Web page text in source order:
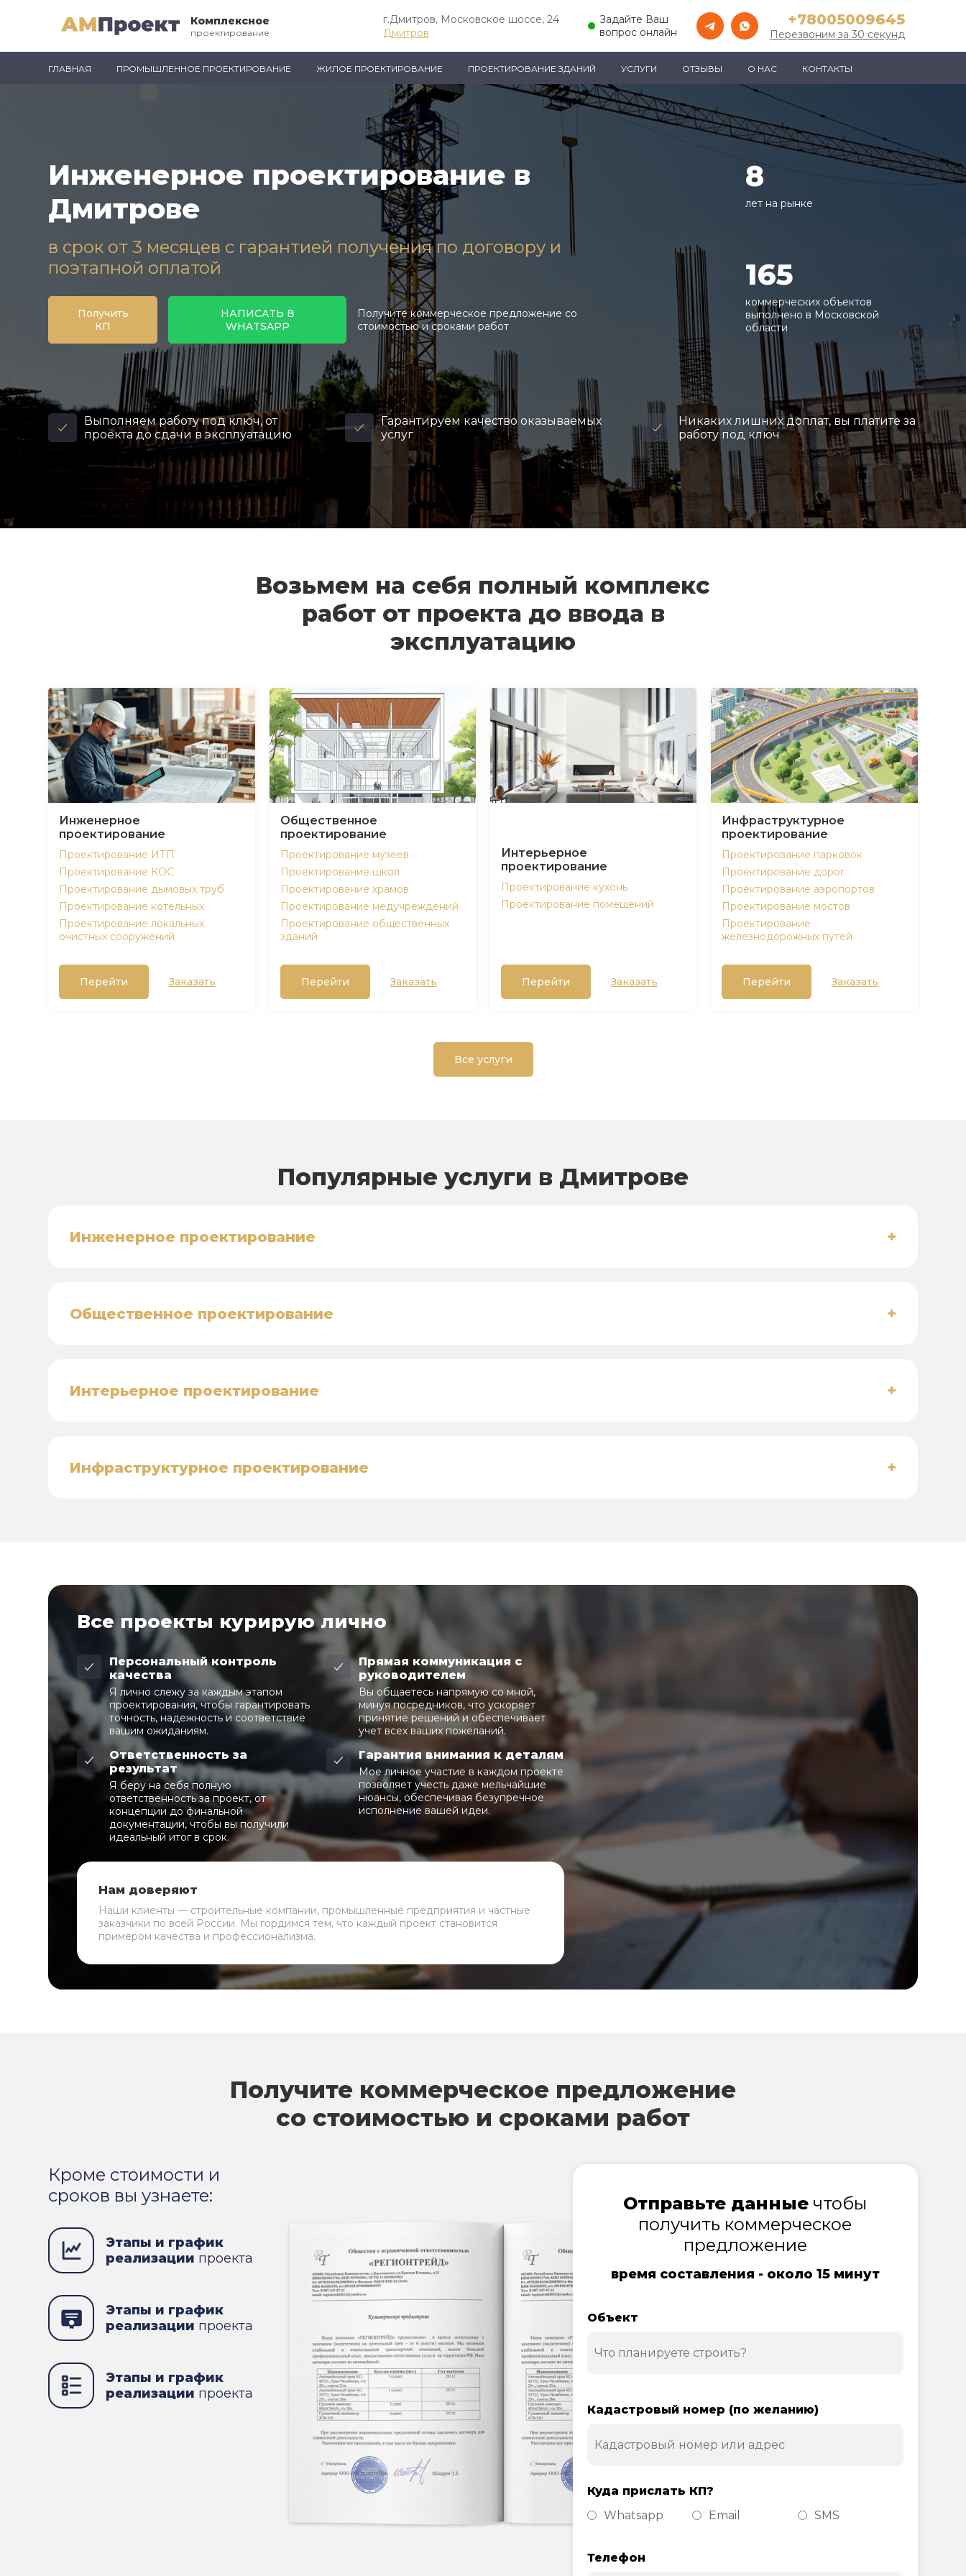
Комплексное
проектирование
г.Дмитров, Московское шоссе, 24
Дмитров
Задайте Ваш
вопрос онлайн
+78005009645
Перезвоним за 30 секунд
ГЛАВНАЯ ПРОМЫШЛЕННОЕ ПРОЕКТИРОВАНИЕ ЖИЛОЕ ПРОЕКТИРОВАНИЕ ПРОЕКТИРОВАНИЕ ЗДАНИЙ УСЛУГИ ОТЗЫВЫ О НАС КОНТАКТЫ
Инженерное проектирование в
Дмитрове
в срок от 3 месяцев с гарантией получения по договору и
поэтапной оплатой
Получить
КП
НАПИСАТЬ В
WHATSAPP
Получите коммерческое предложение со
стоимостью и сроками работ
8
лет на рынке
165
коммерческих объектов
выполнено в Московской
области
Выполняем работу под ключ, от
проекта до сдачи в эксплуатацию
Гарантируем качество оказываемых
услуг
Никаких лишних доплат, вы платите за
работу под ключ
Возьмем на себя полный комплекс
работ от проекта до ввода в
эксплуатацию
Инженерное
проектирование
Проектирование ИТП
Проектирование КОС
Проектирование дымовых труб
Проектирование котельных
Проектирование локальных
очистных сооружений
Перейти Заказать
Общественное
проектирование
Проектирование музеев
Проектирование школ
Проектирование храмов
Проектирование медучреждений
Проектирование общественных
зданий
Перейти Заказать
Интерьерное
проектирование
Проектирование кухонь
Проектирование помещений
Перейти Заказать
Инфраструктурное
проектирование
Проектирование парковок
Проектирование дорог
Проектирование аэропортов
Проектирование мостов
Проектирование
железнодорожных путей
Перейти Заказать
Все услуги
Популярные услуги в Дмитрове
Инженерное проектирование +
Общественное проектирование +
Интерьерное проектирование +
Инфраструктурное проектирование +
Все проекты курирую лично
Персональный контроль
качества
Я лично слежу за каждым этапом
проектирования, чтобы гарантировать
точность, надежность и соответствие
вашим ожиданиям.
Прямая коммуникация с
руководителем
Вы общаетесь напрямую со мной,
минуя посредников, что ускоряет
принятие решений и обеспечивает
учет всех ваших пожеланий.
Ответственность за
результат
Я беру на себя полную
ответственность за проект, от
концепции до финальной
документации, чтобы вы получили
идеальный итог в срок.
Гарантия внимания к деталям
Мое личное участие в каждом проекте
позволяет учесть даже мельчайшие
нюансы, обеспечивая безупречное
исполнение вашей идеи.
Нам доверяют
Наши клиенты — строительные компании, промышленные предприятия и частные
заказчики по всей России. Мы гордимся тем, что каждый проект становится
примером качества и профессионализма.
Получите коммерческое предложение
со стоимостью и сроками работ
Кроме стоимости и
сроков вы узнаете:
Этапы и график
реализации проекта
Этапы и график
реализации проекта
Этапы и график
реализации проекта
Отправьте данные чтобы
получить коммерческое
предложение
время составления - около 15 минут
Объект
Кадастровый номер (по желанию)
Куда прислать КП?
Whatsapp
Email SMS
Телефон